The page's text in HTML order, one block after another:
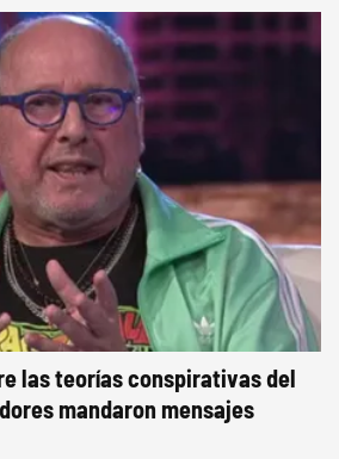
las teorías conspirativas del
mandaron mensajes